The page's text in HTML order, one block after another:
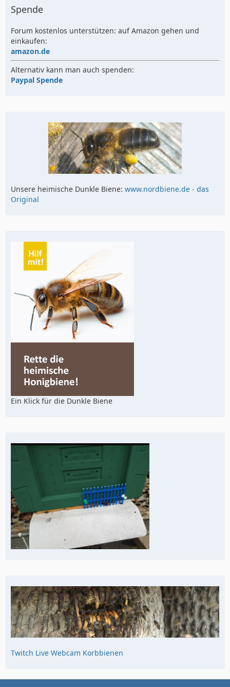
Spende
Forum kostenlos unterstützen: auf Amazon gehen und
einkaufen:
amazon.de
Alternativ kann man auch spenden:
Paypal Spende
Unsere heimische Dunkle Biene: www.nordbiene.de - das
Original
Ein Klick für die Dunkle Biene
Twitch Live Webcam Korbbienen